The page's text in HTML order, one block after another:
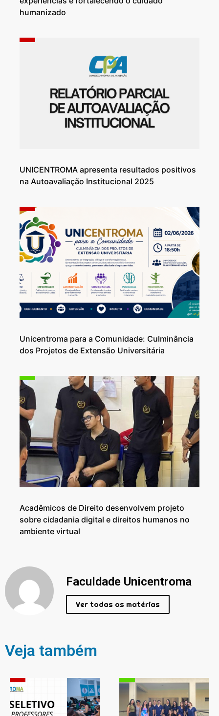
humanizado
UNICENTROMA apresenta resultados positivos
na Autoavaliação Institucional 2025
Unicentroma para a Comunidade: Culminância
dos Projetos de Extensão Universitária
Acadêmicos de Direito desenvolvem projeto
sobre cidadania digital e direitos humanos no
ambiente virtual
Faculdade Unicentroma
Ver todas as matérias
Veja também